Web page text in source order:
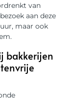
van
aan deze
maar ook
bakkerijen